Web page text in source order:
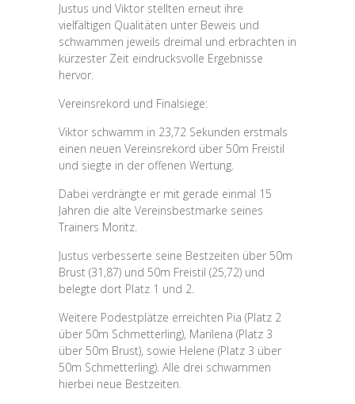
Justus und Viktor stellten erneut ihre
vielfältigen Qualitäten unter Beweis und
schwammen jeweils dreimal und erbrachten in
kürzester Zeit eindrucksvolle Ergebnisse
hervor.
Vereinsrekord und Finalsiege:
Viktor schwamm in 23,72 Sekunden erstmals
einen neuen Vereinsrekord über 50m Freistil
und siegte in der offenen Wertung.
Dabei verdrängte er mit gerade einmal 15
Jahren die alte Vereinsbestmarke seines
Trainers Moritz.
Justus verbesserte seine Bestzeiten über 50m
Brust (31,87) und 50m Freistil (25,72) und
belegte dort Platz 1 und 2.
Weitere Podestplätze erreichten Pia (Platz 2
über 50m Schmetterling), Marilena (Platz 3
über 50m Brust), sowie Helene (Platz 3 über
50m Schmetterling). Alle drei schwammen
hierbei neue Bestzeiten.